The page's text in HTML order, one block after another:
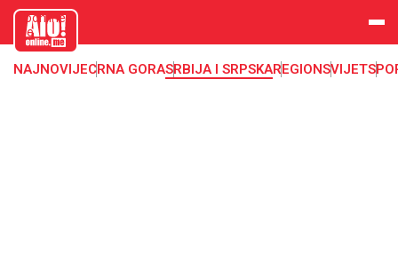
aloonline.
me
NAJNOVIJECRNA GORASRBIJA I SRPSKAREGIONSVIJET